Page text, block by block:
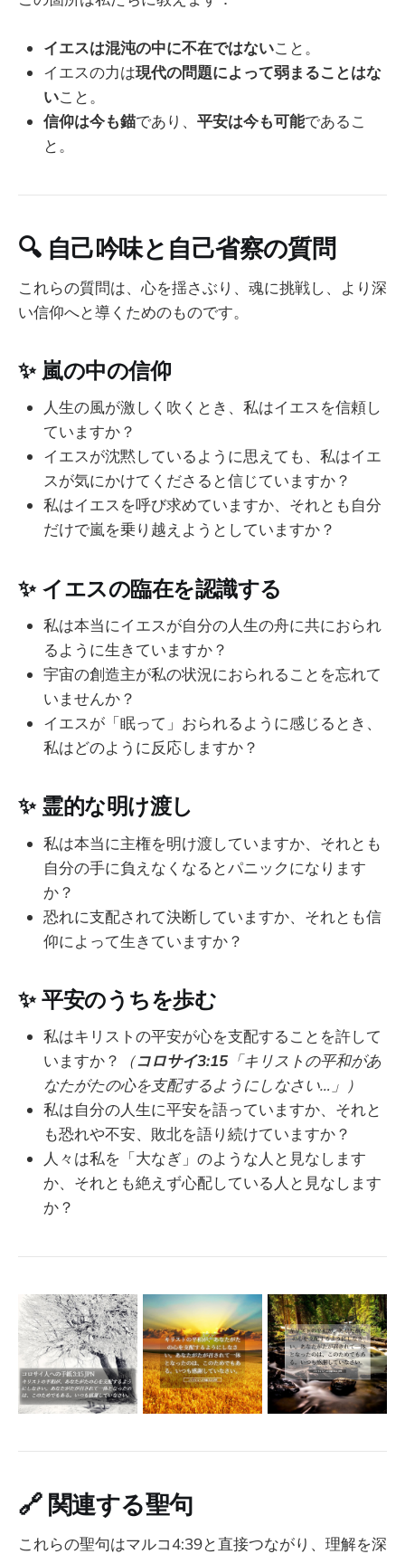
イエスは混沌の中に不在ではないこと。
イエスの力は現代の問題によって弱まることはな
いこと。
信仰は今も錨であり、 平安は今も可能であるこ
と。
🔍 自己吟味と自己省察の質問
これらの質問は、心を揺さぶり、魂に挑戦し、より深
い信仰へと導くためのものです。
✨ 嵐の中の信仰
人生の風が激しく吹くとき、私はイエスを信頼し
ていますか？
イエスが沈黙しているように思えても、私はイエ
スが気にかけてくださると信じていますか？
私はイエスを呼び求めていますか、それとも自分
だけで嵐を乗り越えようとしていますか？
✨ イエスの臨在を認識する
私は本当にイエスが自分の人生の舟に共におられ
るように生きていますか？
宇宙の創造主が私の状況におられることを忘れて
いませんか？
イエスが「眠って」おられるように感じるとき、
私はどのように反応しますか？
✨ 霊的な明け渡し
私は本当に主権を明け渡していますか、それとも
自分の手に負えなくなるとパニックになります
か？
恐れに支配されて決断していますか、それとも信
仰によって生きていますか？
✨平安のうちを歩む
私はキリストの平安が心を支配することを許して
いますか？
（コロサイ3:15 「キリストの平和があ
なたがたの心を支配するようにしなさい…」）
私は自分の人生に平安を語っていますか、それと
も恐れや不安、敗北を語り続けていますか？
人々は私を「大なぎ」のような人と見なします
か、それとも絶えず心配している人と見なします
か？
🔗 関連する聖句
これらの聖句はマルコ4:39と直接つながり、理解を深